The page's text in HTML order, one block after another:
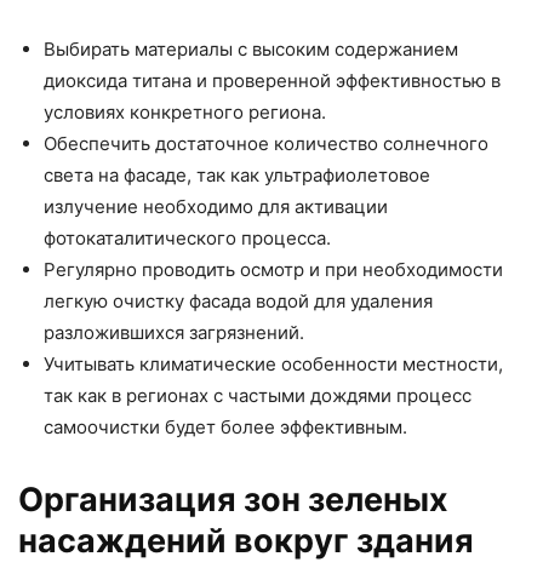
Выбирать материалы с высоким содержанием
диоксида титана и проверенной эффективностью в
условиях конкретного региона.
Обеспечить достаточное количество солнечного
света на фасаде, так как ультрафиолетовое
излучение необходимо для активации
фотокаталитического процесса.
Регулярно проводить осмотр и при необходимости
легкую очистку фасада водой для удаления
разложившихся загрязнений.
Учитывать климатические особенности местности,
так как в регионах с частыми дождями процесс
самоочистки будет более эффективным.
Организация зон зеленых
насаждений вокруг здания